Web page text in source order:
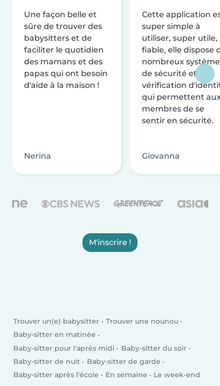
Une façon belle et
sûre de trouver des
babysitters et de
faciliter le quotidien
des mamans et des
papas qui ont besoin
d'aide à la maison !
Nerina
Cette application
super simple à
utiliser, super utile,
fiable, elle dispose
nombreux
de sécurité et de
vérification
qui permettent
membres de se
sentir en sécurité.
Giovanna
M'inscrire !
Trouver un(e) babysitter
Trouver une nounou
Baby-sitter en matinée
Baby-sitter pour l'après midi
Baby-sitter du soir
Baby-sitter de nuit
Baby-sitter de garde
Baby-sitter après l'école
En semaine Le week-end